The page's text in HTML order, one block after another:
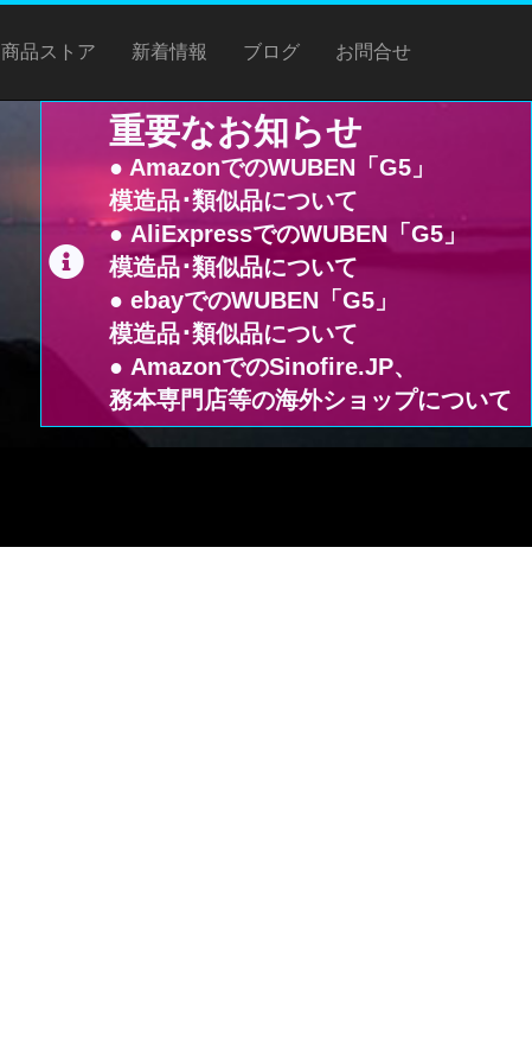
商品ストア 新着情報 ブログ お問合せ
重要なお知らせ
● AmazonでのWUBEN「G5」
模造品･類似品について
● AliExpressでのWUBEN「G5」
模造品･類似品について
● ebayでのWUBEN「G5」
模造品･類似品について
● AmazonでのSinofire.JP、
務本専門店等の海外ショップについて